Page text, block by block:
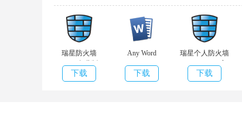
具)v6.1.5.659免
费版
瑞星防火墙
v2.00 免费版
下载
Any Word
Permissions
Password
下载
瑞星个人防火墙
v24.00.57.29官
方免费版
下载